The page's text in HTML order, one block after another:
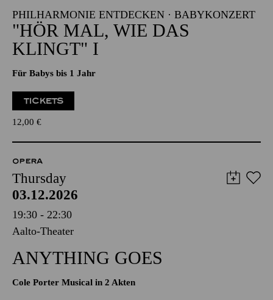
PHILHARMONIE ENTDECKEN · BABYKONZERT
"HÖR MAL, WIE DAS
KLINGT" I
Für Babys bis 1 Jahr
TICKETS
12,00 €
OPERA
Thursday
03.12.2026
19:30 - 22:30
Aalto-Theater
ANYTHING GOES
Cole Porter Musical in 2 Akten